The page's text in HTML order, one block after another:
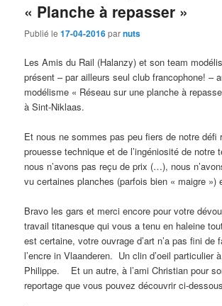
« Planche à repasser »
Publié le17-04-2016parnuts
Les Amis du Rail (Halanzy) et son team
présent – par ailleurs seul club francophone! –
modélisme « Réseau sur une planche à
à Sint-Niklaas.
Et nous ne sommes pas peu fiers de notre défi
prouesse technique et de l’ingéniosité de
nous n’avons pas reçu de prix (…), nous
vu certaines planches (parfois bien « maigre »)
Bravo les gars et merci encore pour votre
travail titanesque qui vous a tenu en haleine
est certaine, votre ouvrage d’art n’a pas fini de
l’encre in Vlaanderen. Un clin d’oeil particulier
Philippe. Et un autre, à l’ami Christian pour
reportage que vous pouvez découvrir ci-